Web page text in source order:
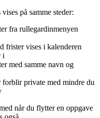
på samme steder:
fra rullegardinmenyen
frister vises i kalenderen
i
med samme navn og
forblir private med mindre du
når du flytter en oppgave